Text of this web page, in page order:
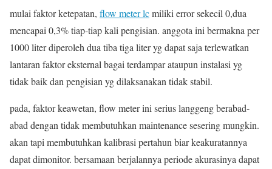
mulai faktor ketepatan, flow meter lcmiliki error sekecil 0,dua
mencapai 0,3% tiap-tiap kali pengisian. anggota ini bermakna per
1000 liter diperoleh dua tiba tiga liter yg dapat saja terlewatkan
lantaran faktor eksternal bagai terdampar ataupun instalasi yg
tidak baik dan pengisian yg dilaksanakan tidak stabil.
pada, faktor keawetan, flow meter ini serius langgeng berabad-
abad dengan tidak membutuhkan maintenance sesering mungkin.
akan tapi membutuhkan kalibrasi pertahun biar keakuratannya
dapat dimonitor. bersamaan berjalannya periode akurasinya dapat